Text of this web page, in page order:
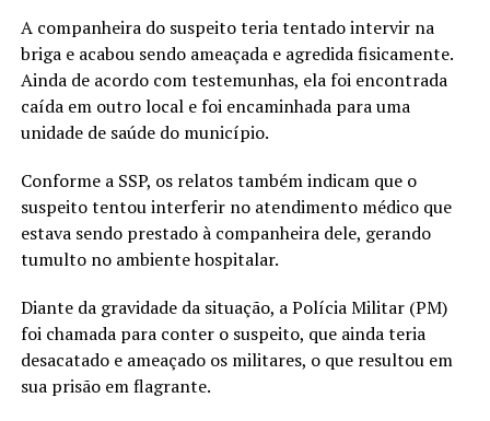
A companheira do suspeito teria tentado intervir na
briga e acabou sendo ameaçada e agredida fisicamente.
Ainda de acordo com testemunhas, ela foi encontrada
caída em outro local e foi encaminhada para uma
unidade de saúde do município.
Conforme a SSP, os relatos também indicam que o
suspeito tentou interferir no atendimento médico que
estava sendo prestado à companheira dele, gerando
tumulto no ambiente hospitalar.
Diante da gravidade da situação, a Polícia Militar (PM)
foi chamada para conter o suspeito, que ainda teria
desacatado e ameaçado os militares, o que resultou em
sua prisão em flagrante.